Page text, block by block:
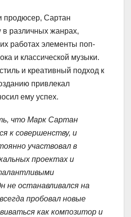
продюсер, Сартан
в различных жанрах,
работах элементы поп-
и классической музыки.
и креативный подход к
привлекал
ему успех.
что Марк Сартан
к совершенству, и
участвовал в
проектах и
не останавливался на
пробовал новые
как композитор и